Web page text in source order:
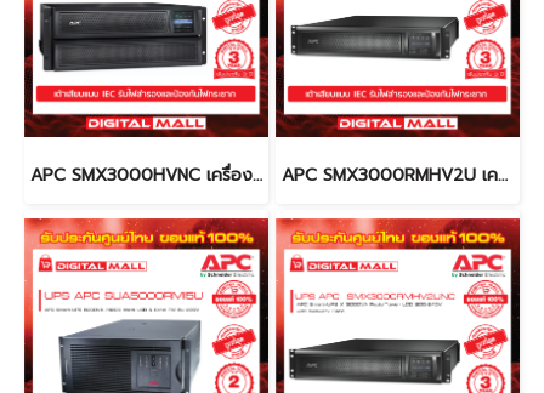
APC SMX3000HVNC เครื่องสำรองไฟ (UPS) APC SMX3000RMHV2U เครื่องสำรองไฟ (UPS)